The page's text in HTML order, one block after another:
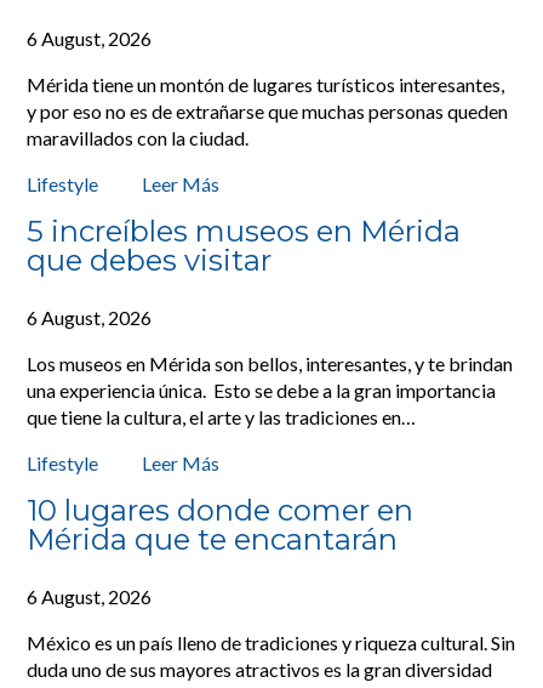
6 August, 2026
Mérida tiene un montón de lugares turísticos interesantes,
y por eso no es de extrañarse que muchas personas queden
maravillados con la ciudad.
Lifestyle
Leer Más
5 increíbles museos en Mérida
que debes visitar
6 August, 2026
Los museos en Mérida son bellos, interesantes, y te brindan
una experiencia única. Esto se debe a la gran importancia
que tiene la cultura, el arte y las tradiciones en…
Lifestyle
Leer Más
10 lugares donde comer en
Mérida que te encantarán
6 August, 2026
México es un país lleno de tradiciones y riqueza cultural. Sin
duda uno de sus mayores atractivos es la gran diversidad